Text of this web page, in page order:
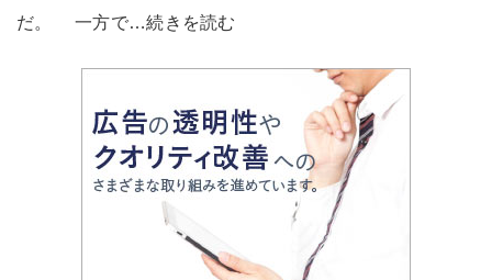
だ。 一方で…続きを読む